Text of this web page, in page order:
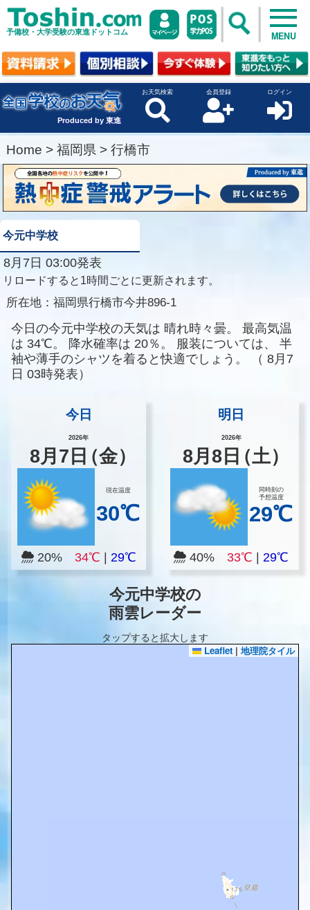
予備校・大学受験の東進ドットコム MENU
Produced by 東進
お天気検索 会員登録 ログイン
Home > 福岡県 > 行橋市
今元中学校
8月7日 03:00発表
リロードすると1時間ごとに更新されます。
所在地： 福岡県行橋市今井896-1
今日の今元中学校の天気は 晴れ時々曇。
最高気温
は 34℃。 降水確率は 20％。 服装については、
半
袖や薄手のシャツを着ると快適でしょう。
（ 8月7
日 03時発表）
今日
2026年
8月 7 日（金）
現在温度
30℃
20% 34℃ 29℃
明日
2026年
8月8 日（土）
同時刻の
予想温度
29℃
40%33℃ |29℃
今元中学校の
雨雲レーダー
タップすると拡大します
Leaflet | 地理院タイル